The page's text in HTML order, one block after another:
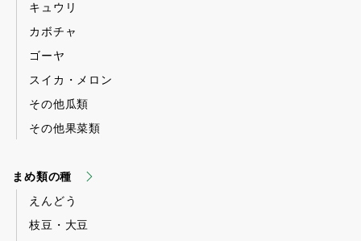
キュウリ
カボチャ
ゴーヤ
スイカ・メロン
その他瓜類
その他果菜類
まめ類の種
えんどう
枝豆・大豆